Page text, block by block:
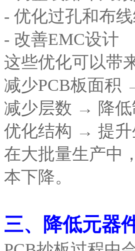
- 优化过孔和布
- 改善EMC设计
这些优化可以带
减少PCB板面积
减少层数 → 降低
优化结构 → 提升
在大批量生产中
本下降。
三、降低元器